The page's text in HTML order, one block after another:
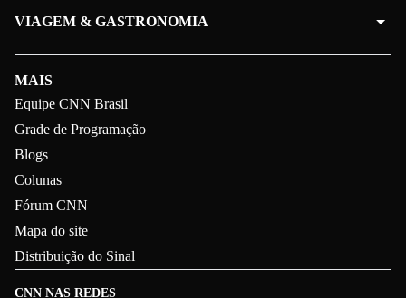
CNN NAS REDES
MAIS
Equipe CNN Brasil
Grade de Programação
Blogs
Colunas
Fórum CNN
Mapa do site
Distribuição do Sinal
VIAGEM & GASTRONOMIA